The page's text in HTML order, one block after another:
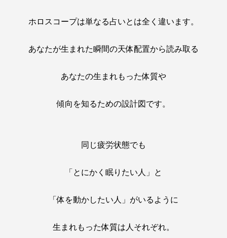
ホロスコープは単なる占いとは全く違います。
あなたが生まれた瞬間の天体配置から読み取る
あなたの生まれもった体質や
傾向を知るための設計図です。
同じ疲労状態でも
「とにかく眠りたい人」と
「体を動かしたい人」がいるように
生まれもった体質は人それぞれ。